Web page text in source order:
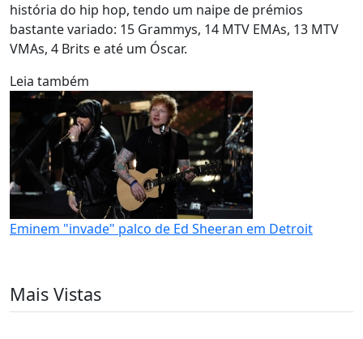
história do hip hop, tendo um naipe de prémios
bastante variado: 15 Grammys, 14 MTV EMAs, 13 MTV
VMAs, 4 Brits e até um Óscar.
Leia também
Eminem "invade" palco de Ed Sheeran em Detroit
Mais Vistas